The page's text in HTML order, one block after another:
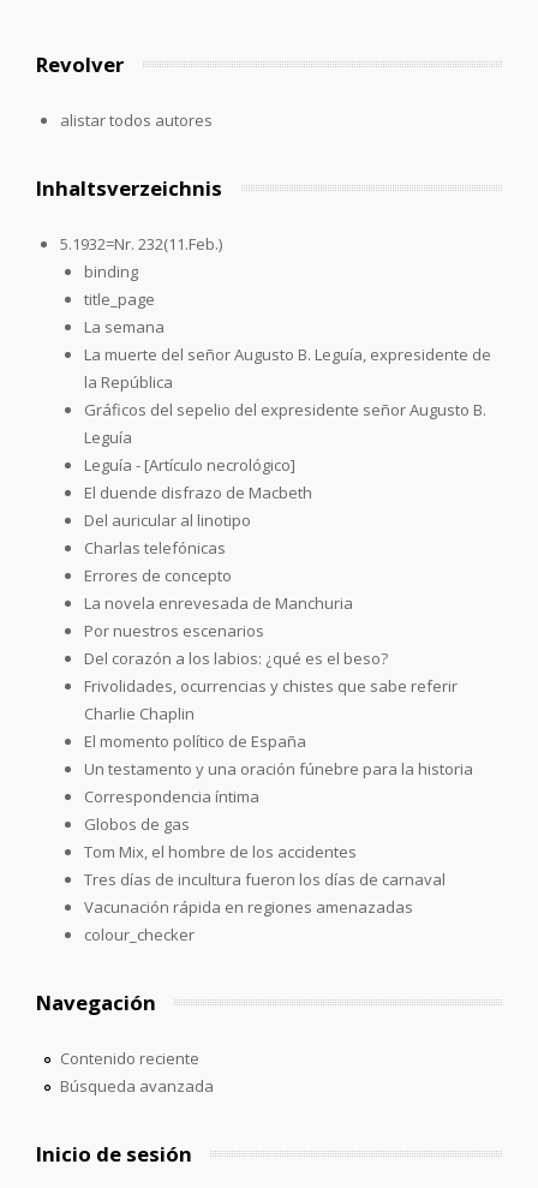
Revolver
alistar todos autores
Inhaltsverzeichnis
5.1932=Nr. 232(11.Feb.)
binding
title_page
La semana
La muerte del señor Augusto B. Leguía, expresidente de
la República
Gráficos del sepelio del expresidente señor Augusto B.
Leguía
Leguía - [Artículo necrológico]
El duende disfrazo de Macbeth
Del auricular al linotipo
Charlas telefónicas
Errores de concepto
La novela enrevesada de Manchuria
Por nuestros escenarios
Del corazón a los labios: ¿qué es el beso?
Frivolidades, ocurrencias y chistes que sabe referir
Charlie Chaplin
El momento político de España
Un testamento y una oración fúnebre para la historia
Correspondencia íntima
Globos de gas
Tom Mix, el hombre de los accidentes
Tres días de incultura fueron los días de carnaval
Vacunación rápida en regiones amenazadas
colour_checker
Navegación
Contenido reciente
Búsqueda avanzada
Inicio de sesión